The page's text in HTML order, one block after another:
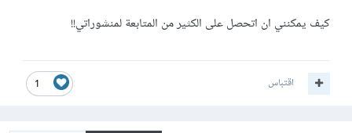
كيف يمكنني ان اتحصل على الكثير من المتابعة لمنشوراتي!!
1 اقتباس